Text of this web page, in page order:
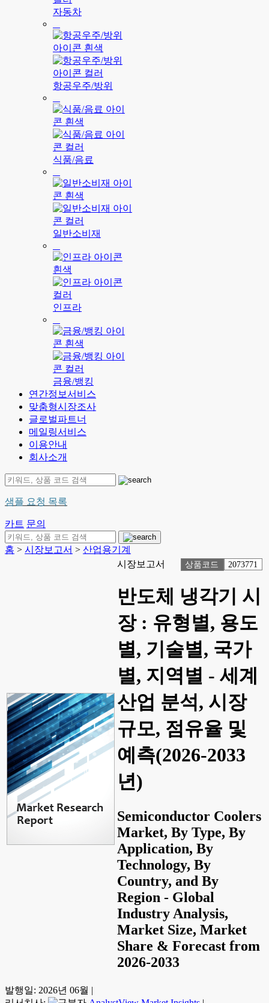
자동차
항공우주/방위
식품/음료
일반소비재
인프라
금융/뱅킹
연간정보서비스
맞춤형시장조사
글로벌파트너
메일링서비스
이용안내
회사소개
샘플 요청 목록
카트 문의
홈 > 시장보고서 > 산업용기계
시장보고서
상품코드 2073771
반도체 냉각기 시
장 : 유형별, 용도
별, 기술별, 국가
별, 지역별 - 세계
산업 분석, 시장
규모, 점유율 및
예측(2026-2033
년)
Semiconductor Coolers
Market, By Type, By
Application, By
Technology, By
Country, and By
Region - Global
Industry Analysis,
Market Size, Market
Share & Forecast from
2026-2033
발행일: 2026년 06월 |